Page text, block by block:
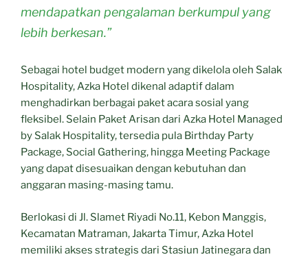
mendapatkan pengalaman berkumpul yang
lebih berkesan.”
Sebagai hotel budget modern yang dikelola oleh Salak
Hospitality, Azka Hotel dikenal adaptif dalam
menghadirkan berbagai paket acara sosial yang
fleksibel. Selain Paket Arisan dari Azka Hotel Managed
by Salak Hospitality, tersedia pula Birthday Party
Package, Social Gathering, hingga Meeting Package
yang dapat disesuaikan dengan kebutuhan dan
anggaran masing-masing tamu.
Berlokasi di Jl. Slamet Riyadi No.11, Kebon Manggis,
Kecamatan Matraman, Jakarta Timur, Azka Hotel
memiliki akses strategis dari Stasiun Jatinegara dan